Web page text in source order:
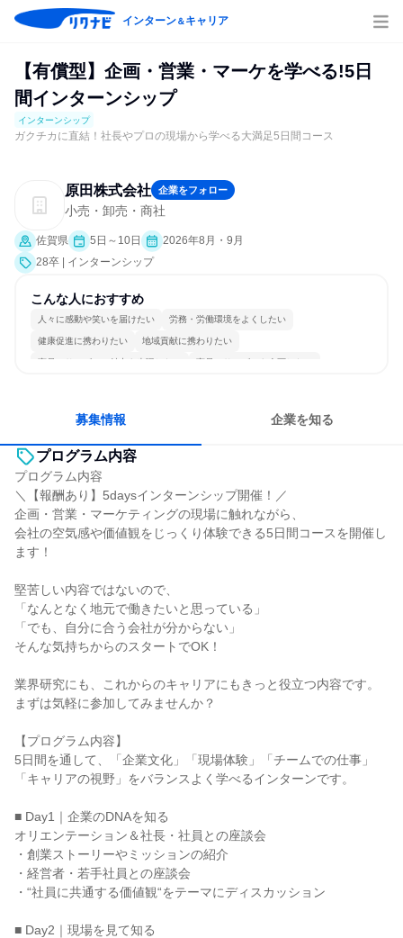
インターン＆キャリア
【有償型】企画・営業・マーケを学べる!5日
間インターンシップ
インターンシップ
ガクチカに直結！社長やプロの現場から学べる大満足5日間コース
原田株式会社 企業をフォロー
小売・卸売・商社
佐賀県 5日～10日
2026年8月・9月
28卒 | インターンシップ
こんな人におすすめ
人々に感動や笑いを届けたい 労務・労働環境をよくしたい
健康促進に携わりたい 地域貢献に携わりたい
商品・サービスの魅力を表現したい 商品・サービスを企画したい
募集情報 企業を知る
プログラム内容
プログラム内容
＼【報酬あり】5daysインターンシップ開催！／
企画・営業・マーケティングの現場に触れながら、
会社の空気感や価値観をじっくり体験できる5日間コースを開催し
ます！
堅苦しい内容ではないので、
「なんとなく地元で働きたいと思っている」
「でも、自分に合う会社が分からない」
そんな気持ちからのスタートでOK！
業界研究にも、これからのキャリアにもきっと役立つ内容です。
まずは気軽に参加してみませんか？
【プログラム内容】
5日間を通して、「企業文化」「現場体験」「チームでの仕事」
「キャリアの視野」をバランスよく学べるインターンです。
■ Day1｜企業のDNAを知る
オリエンテーション＆社長・社員との座談会
・創業ストーリーやミッションの紹介
・経営者・若手社員との座談会
・“社員に共通する価値観“をテーマにディスカッション
■ Day2｜現場を見て知る